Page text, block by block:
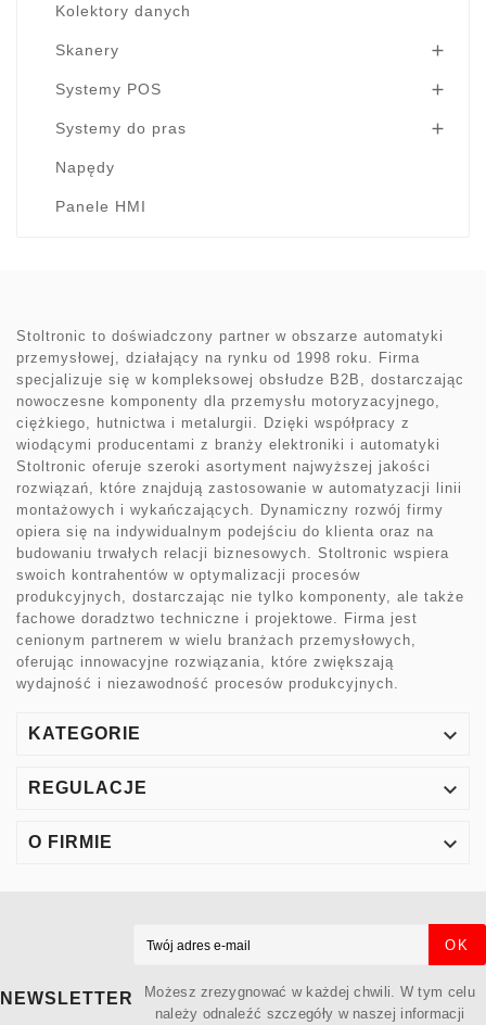
Kolektory danych
Skanery 
Systemy POS 
Systemy do pras 
Napędy
Panele HMI
Stoltronic to doświadczony partner w obszarze automatyki
przemysłowej, działający na rynku od 1998 roku. Firma
specjalizuje się w kompleksowej obsłudze B2B, dostarczając
nowoczesne komponenty dla przemysłu motoryzacyjnego,
ciężkiego, hutnictwa i metalurgii. Dzięki współpracy z
wiodącymi producentami z branży elektroniki i automatyki
Stoltronic oferuje szeroki asortyment najwyższej jakości
rozwiązań, które znajdują zastosowanie w automatyzacji linii
montażowych i wykańczających. Dynamiczny rozwój firmy
opiera się na indywidualnym podejściu do klienta oraz na
budowaniu trwałych relacji biznesowych. Stoltronic wspiera
swoich kontrahentów w optymalizacji procesów
produkcyjnych, dostarczając nie tylko komponenty, ale także
fachowe doradztwo techniczne i projektowe. Firma jest
cenionym partnerem w wielu branżach przemysłowych,
oferując innowacyjne rozwiązania, które zwiększają
wydajność i niezawodność procesów produkcyjnych.
KATEGORIE 
REGULACJE 
O FIRMIE 
NEWSLETTER
OK
Możesz zrezygnować w każdej chwili. W tym celu
należy odnaleźć szczegóły w naszej informacji